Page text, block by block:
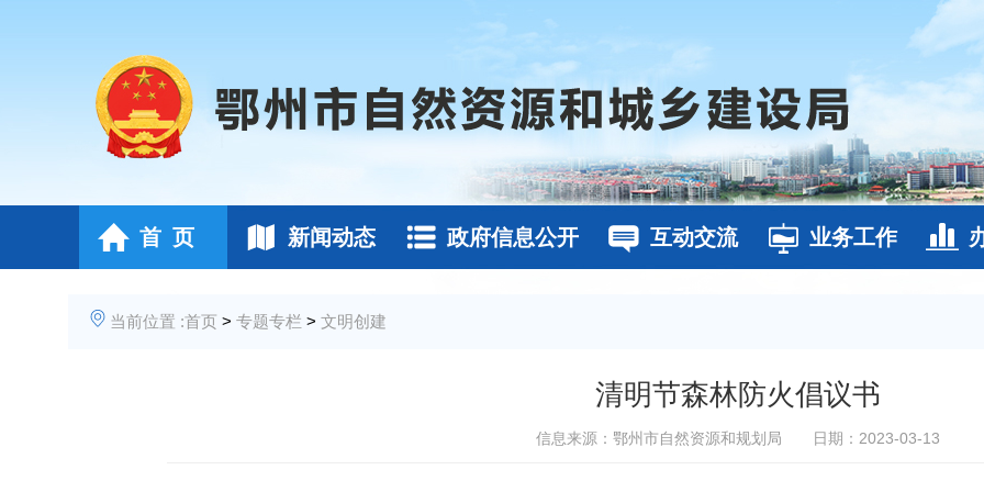
首 页 新闻动态 政府信息公开 互动交流 业务工作
当前位置 :首页 > 专题专栏 > 文明创建
清明节森林防火倡议书
信息来源：鄂州市自然资源和规划局 日期：2023-03-13